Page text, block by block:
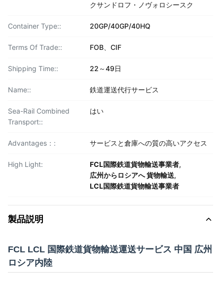
クサンドロフ・ノヴォロシースク
Container Type:: 20GP/40GP/40HQ
Terms Of Trade:: FOB、CIF
Shipping Time:: 22～49日
Name:: 鉄道運送代行サービス
Sea-Rail Combined
Transport::
はい
Advantages：: サービスと倉庫への質の高いアクセス
High Light: FCL国際鉄道貨物輸送事業者,
広州からロシアへ 貨物輸送,
LCL国際鉄道貨物輸送事業者
製品説明
FCL LCL 国際鉄道貨物輸送運送サービス 中国 広州
ロシア内陸